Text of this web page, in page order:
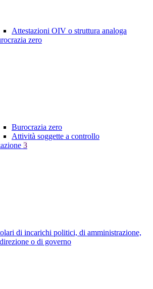
Attestazioni OIV o struttura analoga
zero
Burocrazia zero
Attività soggette a controllo
3
di incarichi politici, di amministrazione,
o di governo